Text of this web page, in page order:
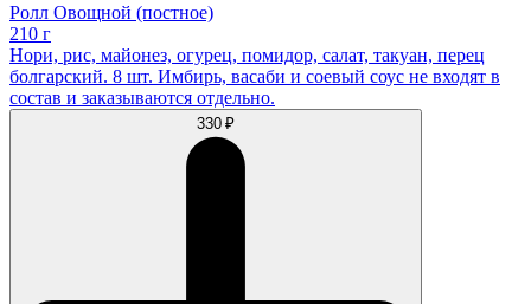
Ролл Овощной (постное)
210 г
Нори, рис, майонез, огурец, помидор, салат, такуан, перец
болгарский. 8 шт. Имбирь, васаби и соевый соус не входят в
состав и заказываются отдельно.
330 ₽